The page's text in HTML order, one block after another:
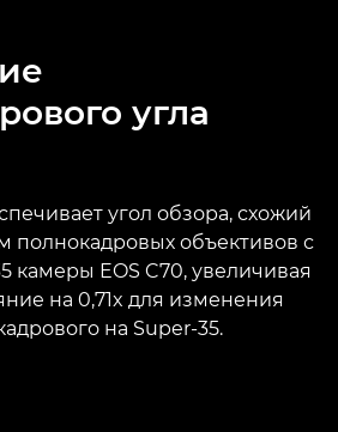
угла
угол обзора, схожий
полнокадровых объективов с
камеры EOS C70, увеличивая
на 0,71x для изменения
на Super-35.